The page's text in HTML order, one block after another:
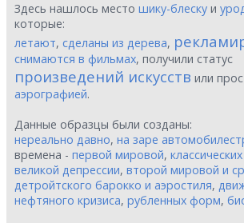
Здесь нашлось место шику-блеску и
которые:
летают, сделаны из дерева,
снимаются в фильмах, получили статус
произведений искусств или
аэрографией.
Данные образцы были созданы:
нереально давно, на заре
времена - первой мировой,
великой депрессии, второй мировой и
детройтского барокко и аэростиля,
нефтяного кризиса, рубленных форм,